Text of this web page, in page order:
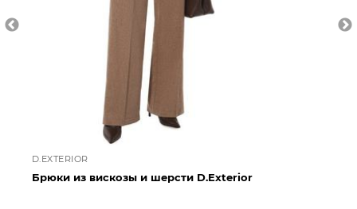
D.EXTERIOR
Брюки из вискозы и шерсти D.Exterior